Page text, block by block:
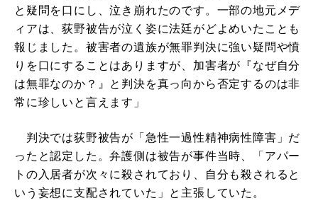
と疑問を口にし、泣き崩れたのです。一部の地元メデ
ィアは、荻野被告が泣く姿に法廷がどよめいたことも
報じました。被害者の遺族が無罪判決に強い疑問や憤
りを口にすることはありますが、加害者が『なぜ自分
は無罪なのか？』と判決を真っ向から否定するのは非
常に珍しいと言えます」
判決では荻野被告が「急性一過性精神病性障害」だ
ったと認定した。弁護側は被告が事件当時、「アパー
トの入居者が次々に殺されており、自分も殺されると
いう妄想に支配されていた」と主張していた。